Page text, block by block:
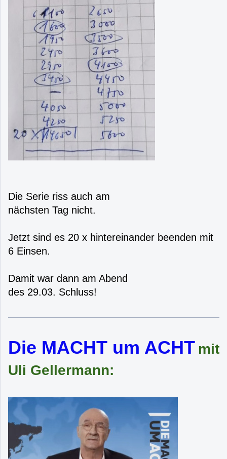
Die Serie riss auch am
nächsten Tag nicht.
Jetzt sind es 20 x hintereinander beenden mit
6 Einsen.
Damit war dann am Abend
des 29.03. Schluss!
Die MACHT um ACHT mit
Uli Gellermann: